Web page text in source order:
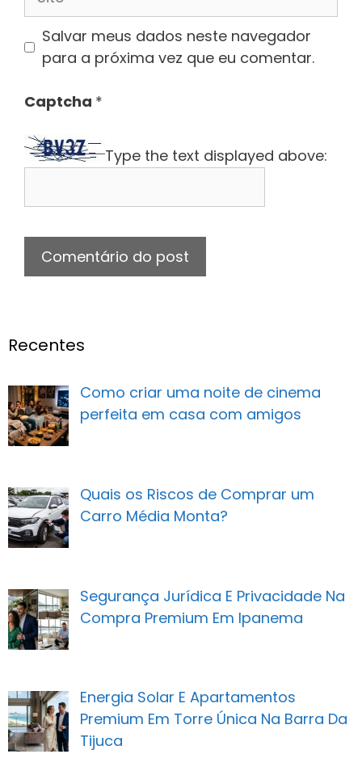
Salvar meus dados neste navegador
para a próxima vez que eu comentar.
Captcha *
Type the text displayed above:
Recentes
Como criar uma noite de cinema
perfeita em casa com amigos
Quais os Riscos de Comprar um
Carro Média Monta?
Segurança Jurídica E Privacidade Na
Compra Premium Em Ipanema
Energia Solar E Apartamentos
Premium Em Torre Única Na Barra Da
Tijuca